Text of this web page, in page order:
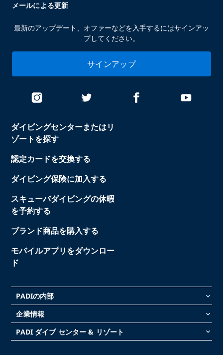
ダイビングセンターまたはリ
ゾートを探す
認定カードを交換する
ダイビング保険に加入する
スキューバダイビングの休暇
を予約する
ブランド商品を購入する
モバイルアプリをダウンロー
ド
PADIの内部 keyboard_arrow_down
企業情報 keyboard_arrow_down
PADI ダイブ センター & リゾート keyboard_arrow_down
メールによる更新
最新のアップデート、オファーなどを入手するにはサインアッ
プしてください。
サインアップ